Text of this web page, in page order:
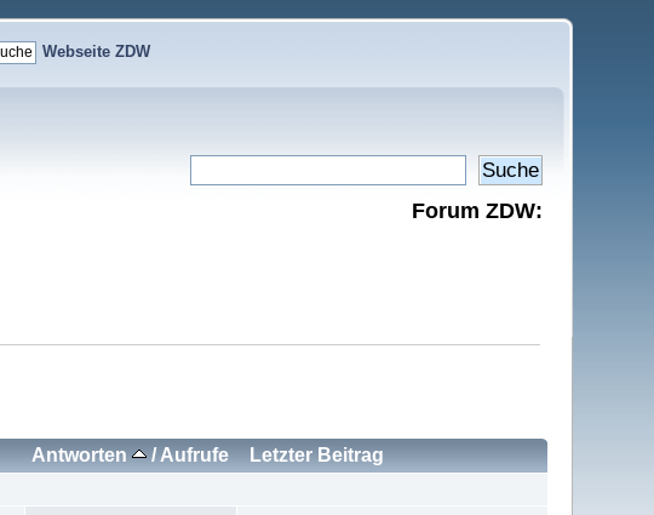
Webseite ZDW
Forum ZDW:
Antworten /Aufrufe Letzter Beitrag